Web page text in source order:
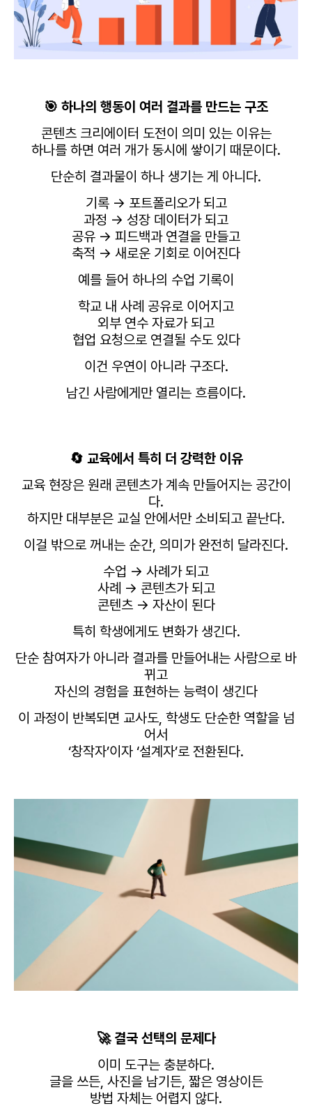
🎯 하나의 행동이 여러 결과를 만드는 구조
콘텐츠 크리에이터 도전이 의미 있는 이유는
하나를 하면 여러 개가 동시에 쌓이기 때문이다.
단순히 결과물이 하나 생기는 게 아니다.
기록 → 포트폴리오가 되고
과정 → 성장 데이터가 되고
공유 → 피드백과 연결을 만들고
축적 → 새로운 기회로 이어진다
예를 들어 하나의 수업 기록이
학교 내 사례 공유로 이어지고
외부 연수 자료가 되고
협업 요청으로 연결될 수도 있다
이건 우연이 아니라 구조다.
남긴 사람에게만 열리는 흐름이다.
🔄 교육에서 특히 더 강력한 이유
교육 현장은 원래 콘텐츠가 계속 만들어지는 공간이
다.
하지만 대부분은 교실 안에서만 소비되고 끝난다.
이걸 밖으로 꺼내는 순간, 의미가 완전히 달라진다.
수업 → 사례가 되고
사례 → 콘텐츠가 되고
콘텐츠 → 자산이 된다
특히 학생에게도 변화가 생긴다.
단순 참여자가 아니라 결과를 만들어내는 사람으로 바
뀌고
자신의 경험을 표현하는 능력이 생긴다
이 과정이 반복되면 교사도, 학생도 단순한 역할을 넘
어서
‘창작자’이자 ‘설계자’로 전환된다.
🚀 결국 선택의 문제다
이미 도구는 충분하다.
글을 쓰든, 사진을 남기든, 짧은 영상이든
방법 자체는 어렵지 않다.